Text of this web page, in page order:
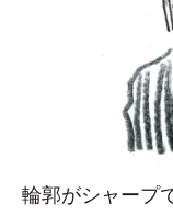
輪郭がシャープ